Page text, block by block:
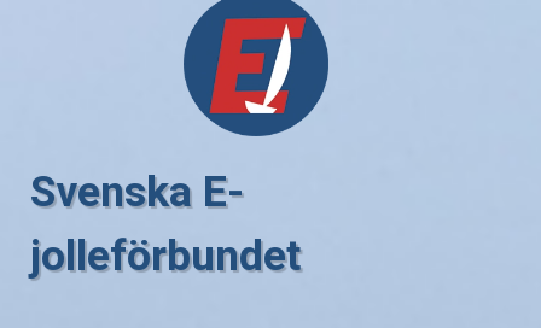
Svenska E-
jolleförbundet